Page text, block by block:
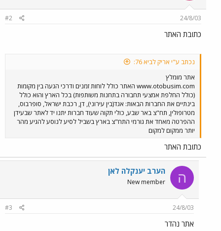
24/8/03
#2
כתובת האתר
נכתב ע"י אריק לביא 76:
אתר מומלץ
www.otobusim.com האתר כולל לוחות זמנים ודרכי הגעה בין מקומות
(כולל החלפת אמצעי תחבורה בתחנות משותפות) בכל הארץ והוא כולל
בינתיים את החברות הבאות: אגד(בין עירוני), דן, רכבת ישראל, סופרבוס,
מטרופולין, תח"צ באר שבע, כולי תקוה שעוד חברות יתנו יד לאתר שבעידן
ההפרטה מאחד את גורמי התח"צ בארץ בשביל לסיע לנוסע להגיע מהר
יותר ממקום למקום
כתובת האתר
ה הערב יענקלה לאן
New member
24/8/03
#3
אתר נהדר